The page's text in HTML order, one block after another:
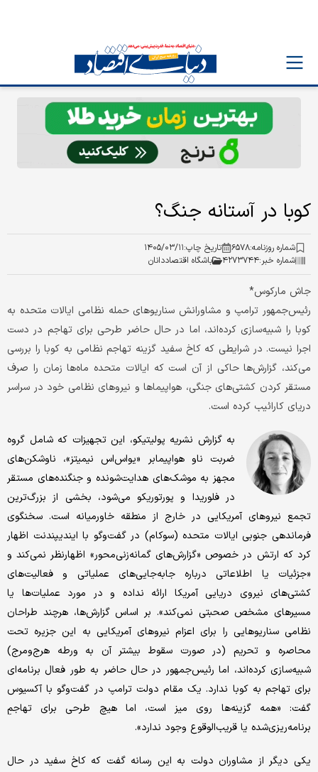
کوبا در آستانه جنگ؟
شماره روزنامه:۶۵۷۸ تاریخ چاپ:۱۴۰۵/۰۳/۱۱
شماره خبر:۴۲۷۳۷۴۴ باشگاه اقتصاددانان
جاش مارکوس*
رئیس‌جمهور ترامپ و مشاورانش سناریوهای حمله نظامی ایالات متحده به
کوبا را شبیه‌سازی کرده‌اند، اما در حال حاضر طرحی برای تهاجم در دست
اجرا نیست. در شرایطی که کاخ سفید گزینه تهاجم نظامی به کوبا را بررسی
می‌کند، گزارش‌ها حاکی از آن است که ایالات متحده ماه‌ها زمان را صرف
مستقر کردن کشتی‌های جنگی، هواپیماها و نیروهای نظامی خود در سراسر
دریای کارائیب کرده است.
به گزارش نشریه پولیتیکو، این تجهیزات که شامل گروه
ضربت ناو هواپیمابر «یو‌اس‌اس نیمیتز»، ناوشکن‌های
مجهز به موشک‌های هدایت‌شونده و جنگنده‌های مستقر
در فلوریدا و پورتوریکو می‌شود، بخشی از بزرگ‌ترین
تجمع نیروهای آمریکایی در خارج از منطقه خاورمیانه است. سخنگوی
فرماندهی جنوبی ایالات متحده (سوکام) در گفت‌وگو با ایندیپندنت اظهار
کرد که ارتش در خصوص «گزارش‌های گمانه‌زنی‌محور» اظهارنظر نمی‌کند و
«جزئیات یا اطلاعاتی درباره جابه‌جایی‌های عملیاتی و فعالیت‌های
کشتی‌های نیروی دریایی آمریکا ارائه نداده و در مورد عملیات‌ها یا
مسیرهای مشخص صحبتی نمی‌کند». بر اساس گزارش‌ها، هرچند طراحان
نظامی سناریوهایی را برای اعزام نیروهای آمریکایی به این جزیره تحت
محاصره و تحریم (در صورت سقوط بیشتر آن به ورطه هرج‌ومرج)
شبیه‌سازی کرده‌اند، اما رئیس‌جمهور در حال حاضر به طور فعال برنامه‌ای
برای تهاجم به کوبا ندارد. یک مقام دولت ترامپ در گفت‌وگو با آکسیوس
گفت: «همه گزینه‌ها روی میز است، اما هیچ طرحی برای تهاجمِ
برنامه‌ریزی‌شده یا قریب‌الوقوع وجود ندارد».
یکی دیگر از مشاوران دولت به این رسانه گفت که کاخ سفید در حال